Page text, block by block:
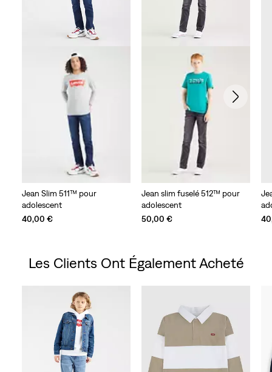
Jean Slim 511™ pour
adolescent
40,00 €
Jean slim fuselé 512™ pour
adolescent
50,00 €
Les Clients Ont Également Acheté